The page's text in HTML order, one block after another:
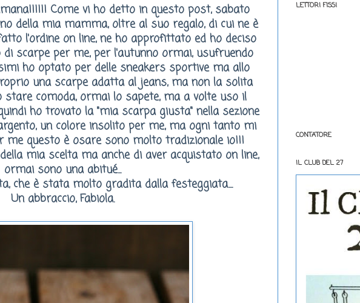
Come vi ho detto in questo post, sabato
della mia mamma, oltre al suo regalo, di cui ne è
l'ordine on line, ne ho approfittato ed ho deciso
di scarpeper me, per l'autunno ormai, usufruendo
ho optato per delle sneakerssportive ma allo
una scarpe adatta al jeans, ma non la solita
stare comoda, ormai lo sapete, ma a volte uso il
ho trovato la "mia scarpa giusta" nella sezione
un colore insolito per me, ma ogni tanto mi
me questo è osare sono molto tradizionale io!!!
mia scelta ma anche di aver acquistato on line,
ormai sono una abitué...
che è stata molto gradita dalla festeggiata....
Un abbraccio, Fabiola.
LETTORI FISSI
CONTATORE
IL CLUB DEL 27